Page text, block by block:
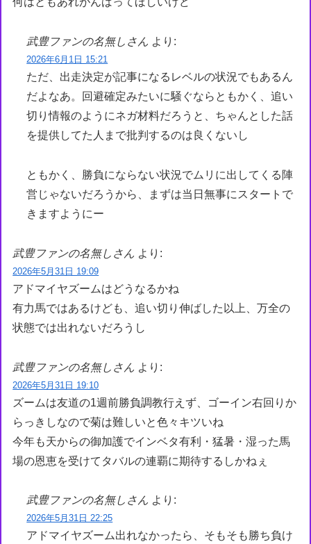
武豊ファンの名無しさん より:
2026年6月1日 15:21
ただ、出走決定が記事になるレベルの状況でもあるん
だよなあ。回避確定みたいに騒ぐならともかく、追い
切り情報のようにネガ材料だろうと、ちゃんとした話
を提供してた人まで批判するのは良くないし
ともかく、勝負にならない状況でムリに出してくる陣
営じゃないだろうから、まずは当日無事にスタートで
きますようにー
武豊ファンの名無しさん より:
2026年5月31日 19:09
アドマイヤズームはどうなるかね
有力馬ではあるけども、追い切り伸ばした以上、万全の
状態では出れないだろうし
武豊ファンの名無しさん より:
2026年5月31日 19:10
ズームは友道の1週前勝負調教行えず、ゴーイン右回りか
らっきしなので菊は難しいと色々キツいね
今年も天からの御加護でインベタ有利・猛暑・湿った馬
場の恩恵を受けてタバルの連覇に期待するしかねぇ
武豊ファンの名無しさん より:
2026年5月31日 22:25
アドマイヤズーム出れなかったら、そもそも勝ち負け